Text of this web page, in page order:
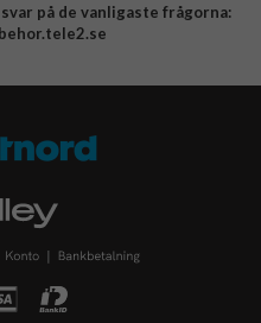
på de vanligaste frågorna: